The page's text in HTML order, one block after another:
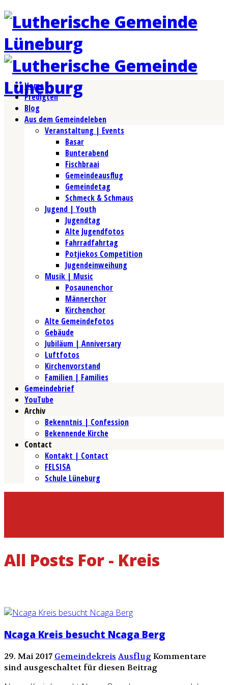
Home
Predigten
Blog
Aus dem Gemeindeleben
Veranstaltung | Events
Basar
Bunterabend
Fischbraai
Gemeindeausflug
Gemeindetag
Schmeck & Schmaus
Jugend | Youth
Jugendtag
Alte Jugendfotos
Fahrradfahrtag
Potjiekos Competition
Jugendeinweihung
Musik | Music
Posaunenchor
Männerchor
Kirchenchor
Alte Gemeindefotos
Gebäude
Jubiläum | Anniversary
Luftfotos
Kirchenvorstand
Familien | Families
Gemeindebrief
YouTube
Archiv
Bekenntnis | Confession
Bekennende Kirche
Contact
Kontakt | Contact
FELSISA
Schule Lüneburg
All Posts For - Kreis
Ncaga Kreis besucht Ncaga Berg
29. Mai 2017 Gemeindekreis AusflugKommentare
sind ausgeschaltet für diesen Beitrag